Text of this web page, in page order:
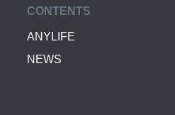
CONTENTS
ANYLIFE
NEWS